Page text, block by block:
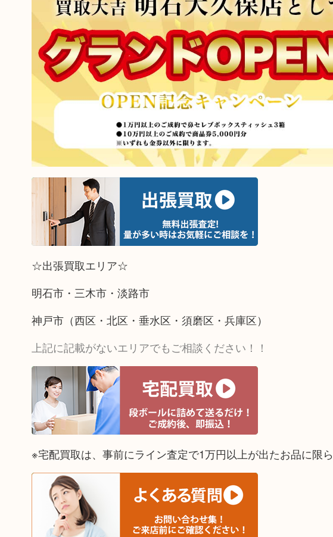
☆出張買取エリア☆
明石市・三木市・淡路市
神戸市（西区・北区・垂水区・須磨区・兵庫区）
上記に記載がないエリアでもご相談ください！！
※宅配買取は、事前にライン査定で1万円以上が出たお品に限